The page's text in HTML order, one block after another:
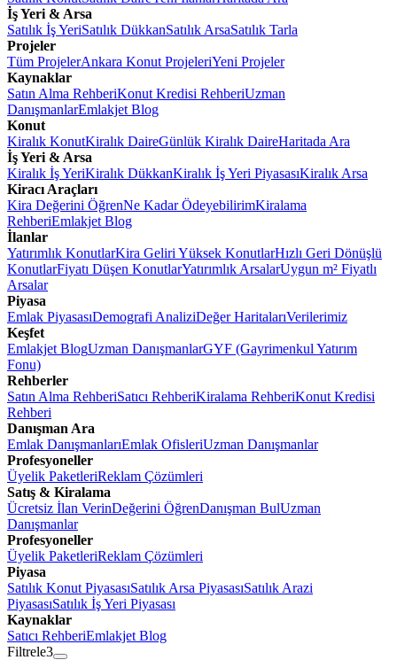
İş Yeri & Arsa
Satılık İş YeriSatılık DükkanSatılık ArsaSatılık Tarla
Projeler
Tüm ProjelerAnkara Konut ProjeleriYeni Projeler
Kaynaklar
Satın Alma RehberiKonut Kredisi RehberiUzman
DanışmanlarEmlakjet Blog
Konut
Kiralık KonutKiralık DaireGünlük Kiralık DaireHaritada Ara
İş Yeri & Arsa
Kiralık İş YeriKiralık DükkanKiralık İş Yeri PiyasasıKiralık Arsa
Kiracı Araçları
Kira Değerini ÖğrenNe Kadar ÖdeyebilirimKiralama
RehberiEmlakjet Blog
İlanlar
Yatırımlık KonutlarKira Geliri Yüksek KonutlarHızlı Geri Dönüşlü
KonutlarFiyatı Düşen KonutlarYatırımlık ArsalarUygun m² Fiyatlı
Arsalar
Piyasa
Emlak PiyasasıDemografi AnaliziDeğer HaritalarıVerilerimiz
Keşfet
Emlakjet BlogUzman DanışmanlarGYF (Gayrimenkul Yatırım
Fonu)
Rehberler
Satın Alma RehberiSatıcı RehberiKiralama RehberiKonut Kredisi
Rehberi
Danışman Ara
Emlak DanışmanlarıEmlak OfisleriUzman Danışmanlar
Profesyoneller
Üyelik PaketleriReklam Çözümleri
Satış & Kiralama
Ücretsiz İlan VerinDeğerini ÖğrenDanışman BulUzman
Danışmanlar
Profesyoneller
Üyelik PaketleriReklam Çözümleri
Piyasa
Satılık Konut PiyasasıSatılık Arsa PiyasasıSatılık Arazi
PiyasasıSatılık İş Yeri Piyasası
Kaynaklar
Satıcı RehberiEmlakjet Blog
Filtrele3